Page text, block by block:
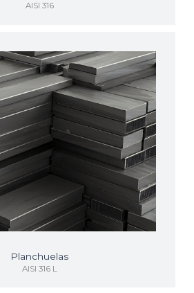
AISI 316
Planchuelas
AISI 316 L